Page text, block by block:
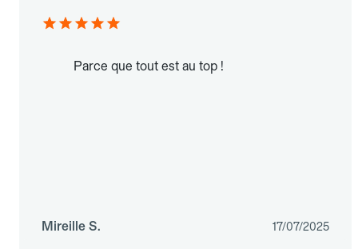
Parce que tout est au top !
Mireille S. 17/07/2025